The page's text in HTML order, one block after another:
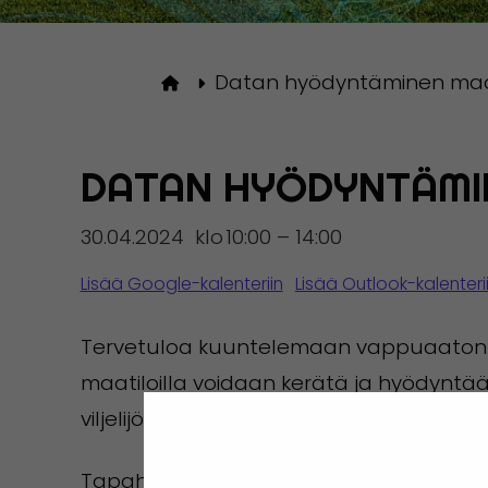
EtusivulleDatan hyödyntäminen
DATAN
30.04.2024 klo10:00 – 14:00
Lisää Google-kalenteriin Lisää Outlook-
Tervetuloa kuuntelemaan
maatiloilla voidaan kerätä ja
viljelijöiltä kuin maatalous-alan toimijoilta.
Tapahtuman ohjelma: